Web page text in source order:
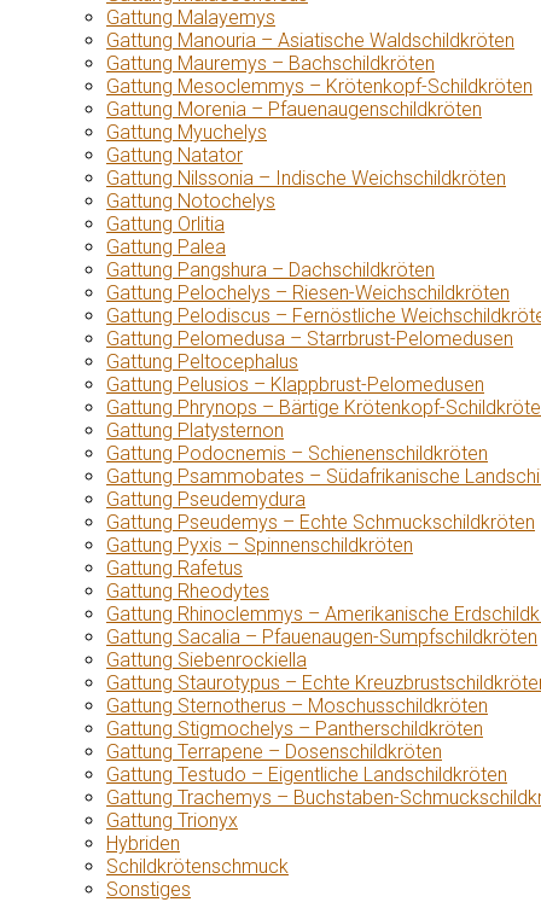
Gattung Malayemys
Gattung Manouria – Asiatische Waldschildkröten
Gattung Mauremys – Bachschildkröten
Gattung Mesoclemmys – Krötenkopf-Schildkröten
Gattung Morenia – Pfauenaugenschildkröten
Gattung Myuchelys
Gattung Natator
Gattung Nilssonia – Indische Weichschildkröten
Gattung Notochelys
Gattung Orlitia
Gattung Palea
Gattung Pangshura – Dachschildkröten
Gattung Pelochelys – Riesen-Weichschildkröten
Gattung Pelodiscus – Fernöstliche
Gattung Pelomedusa – Starrbrust-Pelomedusen
Gattung Peltocephalus
Gattung Pelusios – Klappbrust-Pelomedusen
Gattung Phrynops – Bärtige Krötenkopf-
Gattung Platysternon
Gattung Podocnemis – Schienenschildkröten
Gattung Psammobates – Südafrikanische
Gattung Pseudemydura
Gattung Pseudemys – Echte Schmuckschildkröten
Gattung Pyxis – Spinnenschildkröten
Gattung Rafetus
Gattung Rheodytes
Gattung Rhinoclemmys – Amerikanische
Gattung Sacalia – Pfauenaugen-Sumpfschildkröten
Gattung Siebenrockiella
Gattung Staurotypus – Echte
Gattung Sternotherus – Moschusschildkröten
Gattung Stigmochelys – Pantherschildkröten
Gattung Terrapene – Dosenschildkröten
Gattung Testudo – Eigentliche Landschildkröten
Gattung Trachemys – Buchstaben-
Gattung Trionyx
Hybriden
Schildkrötenschmuck
Sonstiges